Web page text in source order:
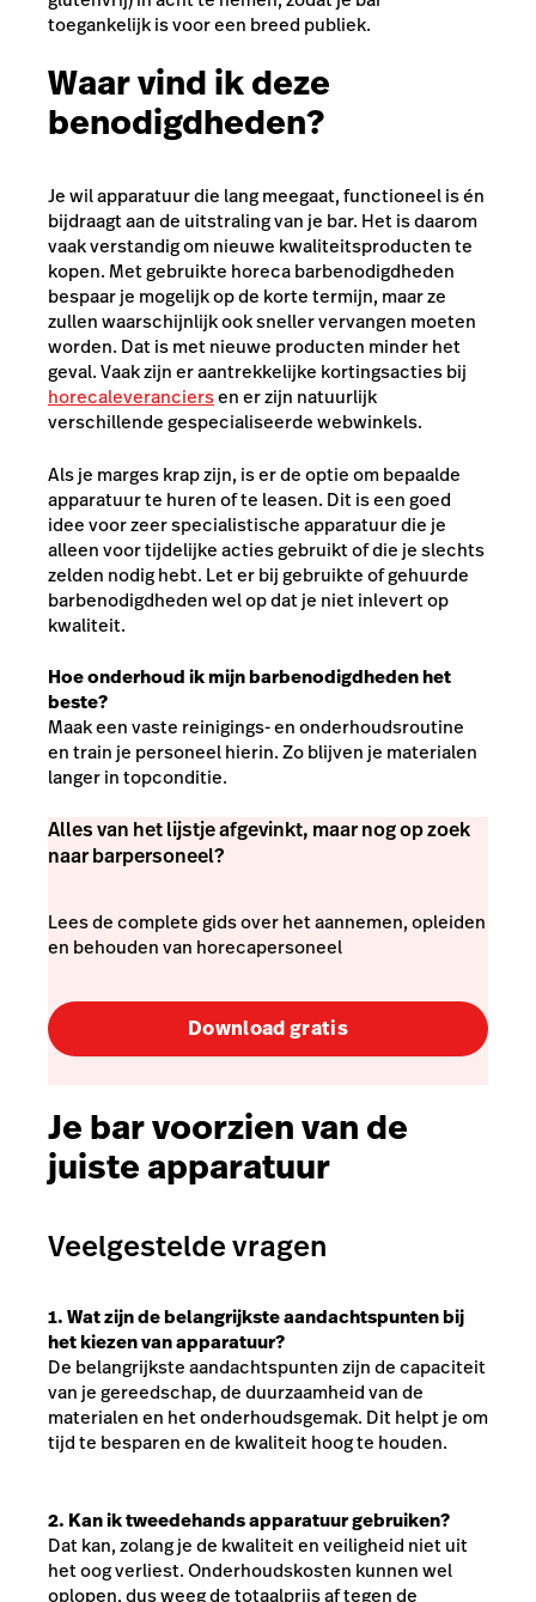
toegankelijk is voor een breed publiek.
Waar vind ik deze
benodigdheden?
Je wil apparatuur die lang meegaat,functioneel is én
bijdraagt aan de uitstraling van je bar. Het is daarom
vaak verstandig om nieuwe kwaliteitsproducten te
kopen. Met gebruikte horeca barbenodigdheden
bespaar je mogelijk op de korte termijn, maar ze
zullen waarschijnlijk ook sneller vervangen moeten
worden. Dat is met nieuwe producten minder het
geval. Vaak zijn er aantrekkelijke kortingsacties bij
horecaleveranciersen er zijn natuurlijk
verschillende gespecialiseerde webwinkels.
Als je marges krap zijn, is er de optie om bepaalde
apparatuur te huren of te leasen. Dit is een goed
idee voor zeer specialistische apparatuur die je
alleen voor tijdelijke acties gebruikt of die je slechts
zelden nodig hebt. Let er bij gebruikte of gehuurde
barbenodigdheden wel op dat je niet inlevert op
kwaliteit.
Hoe onderhoud ik mijn barbenodigdheden het
beste?
Maak een vaste reinigings- en onderhoudsroutine
en train je personeel hierin. Zo blijven je materialen
langer in topconditie.
Alles van het lijstje afgevinkt, maar nog op zoek
naar barpersoneel?
Lees de complete gids over het aannemen, opleiden
en behouden van horecapersoneel
Download gratis
Je bar voorzien van de
juiste apparatuur
Veelgestelde vragen
1. Wat zijn de belangrijkste aandachtspunten bij
het kiezen van apparatuur?
De belangrijkste aandachtspunten zijn de capaciteit
van je gereedschap, de duurzaamheid van de
materialen en het onderhoudsgemak. Dit helpt je om
tijd te besparen en de kwaliteit hoog te houden.
2. Kan ik tweedehands apparatuur gebruiken?
Dat kan, zolang je de kwaliteit en veiligheid niet uit
het oog verliest. Onderhoudskosten kunnen wel
oplopen, dus weeg de totaalprijs af tegen de